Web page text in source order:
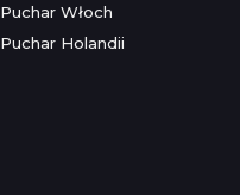
Puchar Włoch
Puchar Holandii